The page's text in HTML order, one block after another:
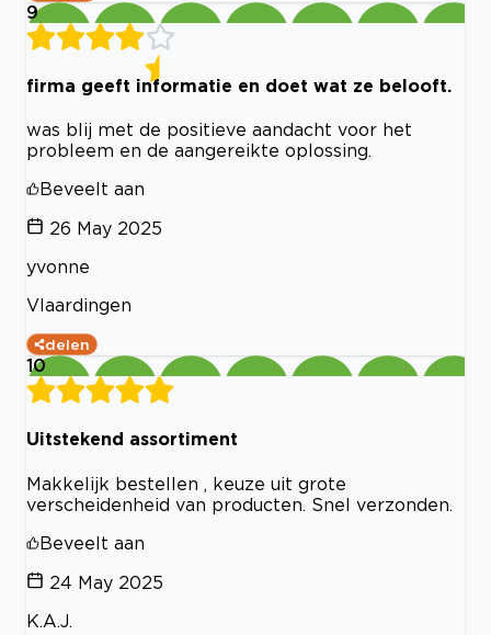
9
firma geeft informatie en doet wat ze belooft.
was blij met de positieve aandacht voor het
probleem en de aangereikte oplossing.
Beveelt aan
26 May 2025
yvonne
Vlaardingen
delen
10
Uitstekend assortiment
Makkelijk bestellen , keuze uit grote
verscheidenheid van producten. Snel verzonden.
Beveelt aan
24 May 2025
K.A.J.